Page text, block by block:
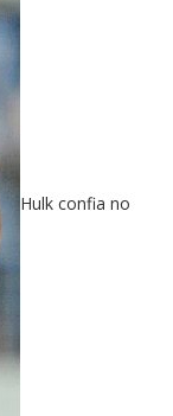
Hulk confia no